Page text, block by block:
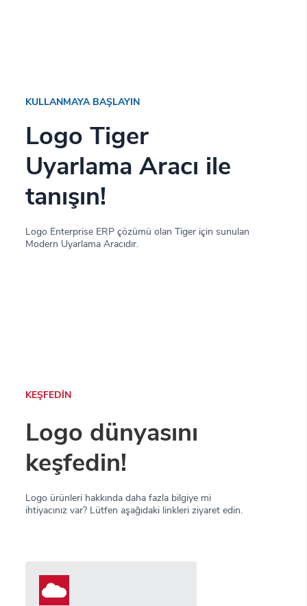
KULLANMAYA BAŞLAYIN
Logo Tiger
Uyarlama Aracı ile
tanışın!
Logo Enterprise ERP çözümü olan Tiger için sunulan
Modern Uyarlama Aracıdır.
KEŞFEDİN
Logo dünyasını
keşfedin!
Logo ürünleri hakkında daha fazla bilgiye mi
ihtiyacınız var? Lütfen aşağıdaki linkleri ziyaret edin.